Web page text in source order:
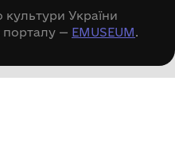
культури України
порталу — EMUSEUM.